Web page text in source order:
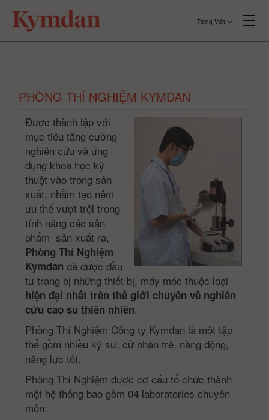
Tiếng Việt
PHÒNG THÍ NGHIỆM KYMDAN
Được thành lập với
mục tiêu tăng cường
nghiên cứu và ứng
dụng khoa học kỹ
thuật vào trong sản
xuất, nhằm tạo nệm
ưu thế vượt trội trong
tính năng các sản
phẩm sản xuất ra,
Phòng Thí Nghiệm
Kymdan đã được đầu
tư trang bị những thiết bị, máy móc thuộc loại
hiện đại nhất trên thế giới chuyên về nghiên
cứu cao su thiên nhiên.
Phòng Thí Nghiệm Công ty Kymdan là một tập
thể gồm nhiều kỹ sư, cử nhân trẻ, năng động,
năng lực tốt.
Phòng Thí Nghiệm được cơ cấu tổ chức thành
một hệ thống bao gồm 04 laboratories chuyên
môn: